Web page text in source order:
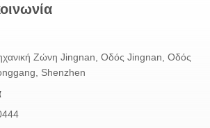
Ζώνη Jingnan, Οδός Jingnan, Οδός
Shenzhen